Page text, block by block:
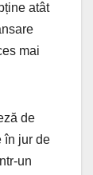
atât
mai
de
în jur de
un